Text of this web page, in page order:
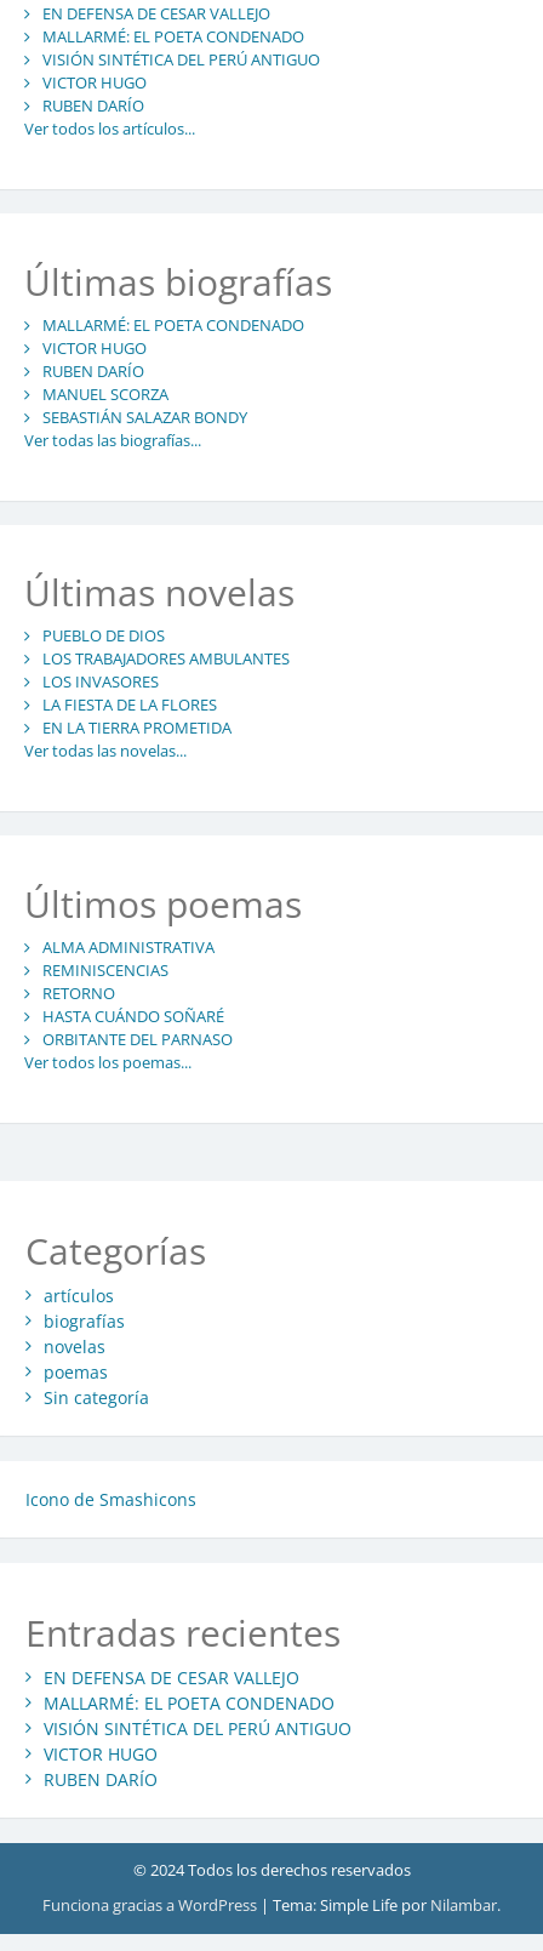
EN DEFENSA DE CESAR VALLEJO
MALLARMÉ: EL POETA CONDENADO
VISIÓN SINTÉTICA DEL PERÚ ANTIGUO
VICTOR HUGO
RUBEN DARÍO
Ver todos los artículos...
Últimas biografías
MALLARMÉ: EL POETA CONDENADO
VICTOR HUGO
RUBEN DARÍO
MANUEL SCORZA
SEBASTIÁN SALAZAR BONDY
Ver todas las biografías...
Últimas novelas
PUEBLO DE DIOS
LOS TRABAJADORES AMBULANTES
LOS INVASORES
LA FIESTA DE LA FLORES
EN LA TIERRA PROMETIDA
Ver todas las novelas...
Últimos poemas
ALMA ADMINISTRATIVA
REMINISCENCIAS
RETORNO
HASTA CUÁNDO SOÑARÉ
ORBITANTE DEL PARNASO
Ver todos los poemas...
Categorías
artículos
biografías
novelas
poemas
Sin categoría
Icono de Smashicons
Entradas recientes
EN DEFENSA DE CESAR VALLEJO
MALLARMÉ: EL POETA CONDENADO
VISIÓN SINTÉTICA DEL PERÚ ANTIGUO
VICTOR HUGO
RUBEN DARÍO
© 2024 Todos los derechos reservados
Funciona gracias a WordPress | Tema: Simple Life por Nilambar.